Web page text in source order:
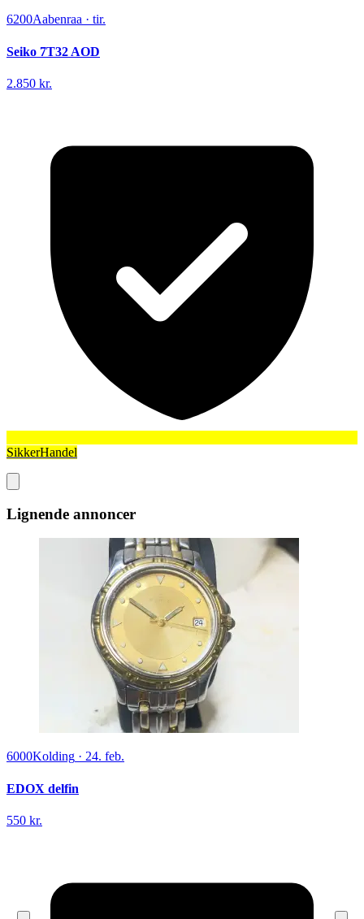
6200Aabenraa · tir.
Seiko 7T32 AOD
2.850 kr.
SikkerHandel
Lignende annoncer
6000Kolding · 24. feb.
EDOX delfin
550 kr.